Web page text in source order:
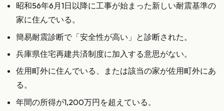
昭和56年6月1日以降に工事が始まった新しい耐震基準の
家に住んでいる。
簡易耐震診断で「安全性が高い」と診断された。
兵庫県住宅再建共済制度に加入する意思がない。
佐用町外に住んでいる、または該当の家が佐用町外にあ
る。
年間の所得が1,200万円を超えている。